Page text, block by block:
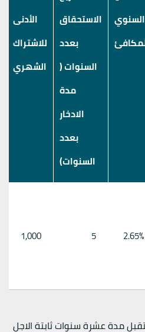
السنوي
الاستحقاق
بعدد
السنوات (
مدة
الادخار
بعدد
السنوات)
الأدنى
للاشتراك
الشهري
2.65%
5
1,000
مدة عشرة سنوات ثابتة الاجل